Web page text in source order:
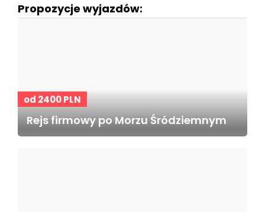
Propozycje wyjazdów:
od 2400 PLN
Rejs firmowy po Morzu Śródziemnym